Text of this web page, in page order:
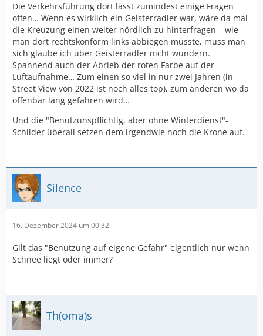
Die Verkehrsführung dort lässt zumindest einige Fragen
offen… Wenn es wirklich ein Geisterradler war, wäre da mal
die Kreuzung einen weiter nördlich zu hinterfragen – wie
man dort rechtskonform links abbiegen müsste, muss man
sich glaube ich über Geisterradler nicht wundern.
Spannend auch der Abrieb der roten Farbe auf der
Luftaufnahme… Zum einen so viel in nur zwei Jahren (in
Street View von 2022 ist noch alles top), zum anderen wo da
offenbar lang gefahren wird…
Und die "Benutzunspflichtig, aber ohne Winterdienst"-
Schilder überall setzen dem irgendwie noch die Krone auf.
Silence
16. Dezember 2024 um 00:32
Gilt das "Benutzung auf eigene Gefahr" eigentlich nur wenn
Schnee liegt oder immer?
Th(oma)s